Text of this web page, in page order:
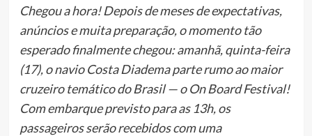
Chegou a hora! Depois de meses de expectativas,
anúncios e muita preparação, o momento tão
esperado finalmente chegou: amanhã, quinta-feira
(17), o navio Costa Diadema parte rumo ao maior
cruzeiro temático do Brasil — o On Board Festival!
Com embarque previsto para as 13h, os
passageiros serão recebidos com uma